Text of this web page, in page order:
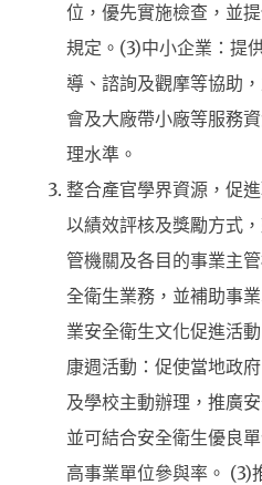
位，優先實施檢查，並
規定。(3)中小企業：提
導、諮詢及觀摩等協助
會及大廠帶小廠等服務
理水準。
整合產官學界資源，促
以績效評核及獎勵方式
管機關及各目的事業主
全衛生業務，並補助事
業安全衛生文化促進活
康週活動：促使當地政
及學校主動辦理，推廣
並可結合安全衛生優良
高事業單位參與率。 (3)